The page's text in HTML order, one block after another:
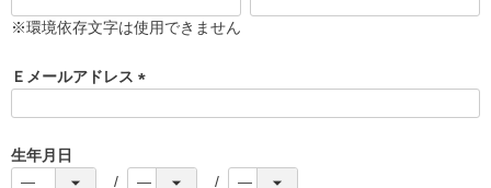
必
)
※環境依存文字は使用できません
Ｅメールアドレス
)
生年月日